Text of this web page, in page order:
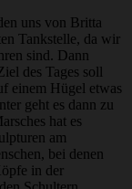
uns von Britta
Tankstelle, da wir
sind. Dann
des Tages soll
einem Hügel etwas
geht es dann zu
hat es
am
bei denen
in der